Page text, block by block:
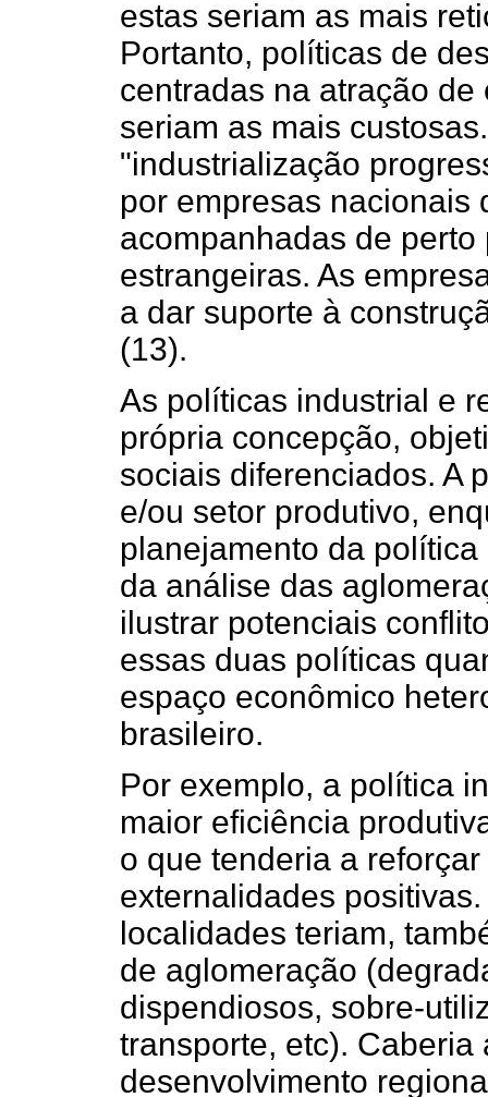
estas seriam as mais
Portanto, políticas de
centradas na atração
seriam as mais
"industrialização
por empresas nacionais
acompanhadas de
estrangeiras. As
a dar suporte à
(13).
As políticas industrial e
própria concepção,
sociais diferenciados. A
e/ou setor produtivo,
planejamento da
da análise das
ilustrar potenciais
essas duas políticas
espaço econômico
brasileiro.
Por exemplo, a política
maior eficiência
o que tenderia a
externalidades
localidades teriam,
de aglomeração
dispendiosos, sobre-
transporte, etc). Caberia
desenvolvimento